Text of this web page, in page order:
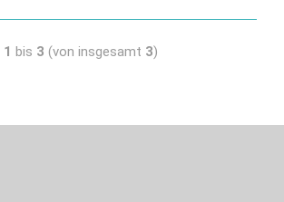
1 bis 3 (von insgesamt 3)